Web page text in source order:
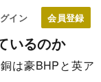
イン
いるのか
は豪BHPと英ア